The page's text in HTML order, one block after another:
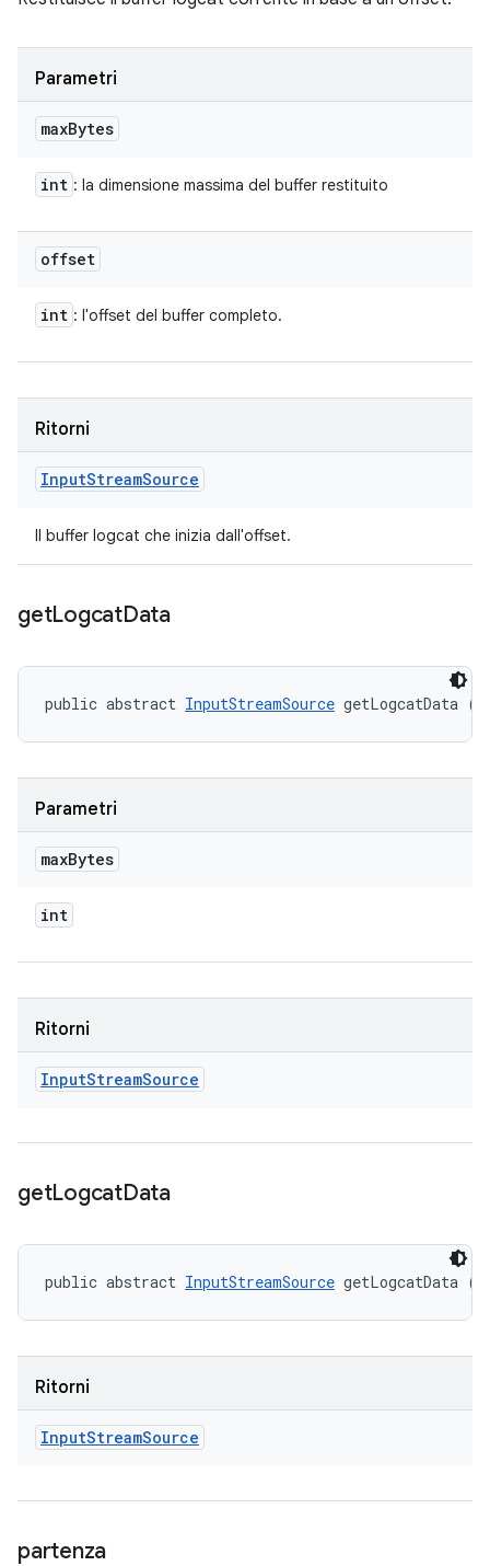
Parametri
maxBytes
int : la dimensione massima del buffer restituito
offset
int : l'offset del buffer completo.
Ritorni
InputStreamSource
Il buffer logcat che inizia dall'offset.
getLogcatData
public abstract InputStreamSource getLogcatData
Parametri
maxBytes
int
Ritorni
InputStreamSource
getLogcatData
public abstract InputStreamSource getLogcatData ()
Ritorni
InputStreamSource
partenza